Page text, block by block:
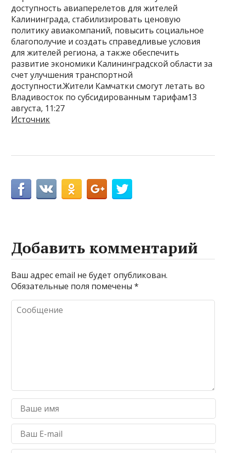
доступность авиаперелетов для жителей
Калининграда, стабилизировать ценовую
политику авиакомпаний, повысить социальное
благополучие и создать справедливые условия
для жителей региона, а также обеспечить
развитие экономики Калининградской области за
счет улучшения транспортной
доступности.Жители Камчатки смогут летать во
Владивосток по субсидированным тарифам13
августа, 11:27
Источник
Добавить комментарий
Ваш адрес email не будет опубликован.
Обязательные поля помечены*